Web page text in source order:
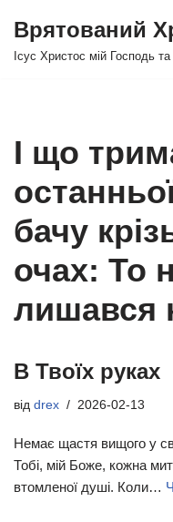
Перейти
Врятований
Ісус Христос мій Господь
І що
бачу
очах: То
лишався
В Твоїх руках
від drex 2026-02-13
Немає щастя вищого у
Тобі, мій Боже, кожна
втомленої душі. Коли…